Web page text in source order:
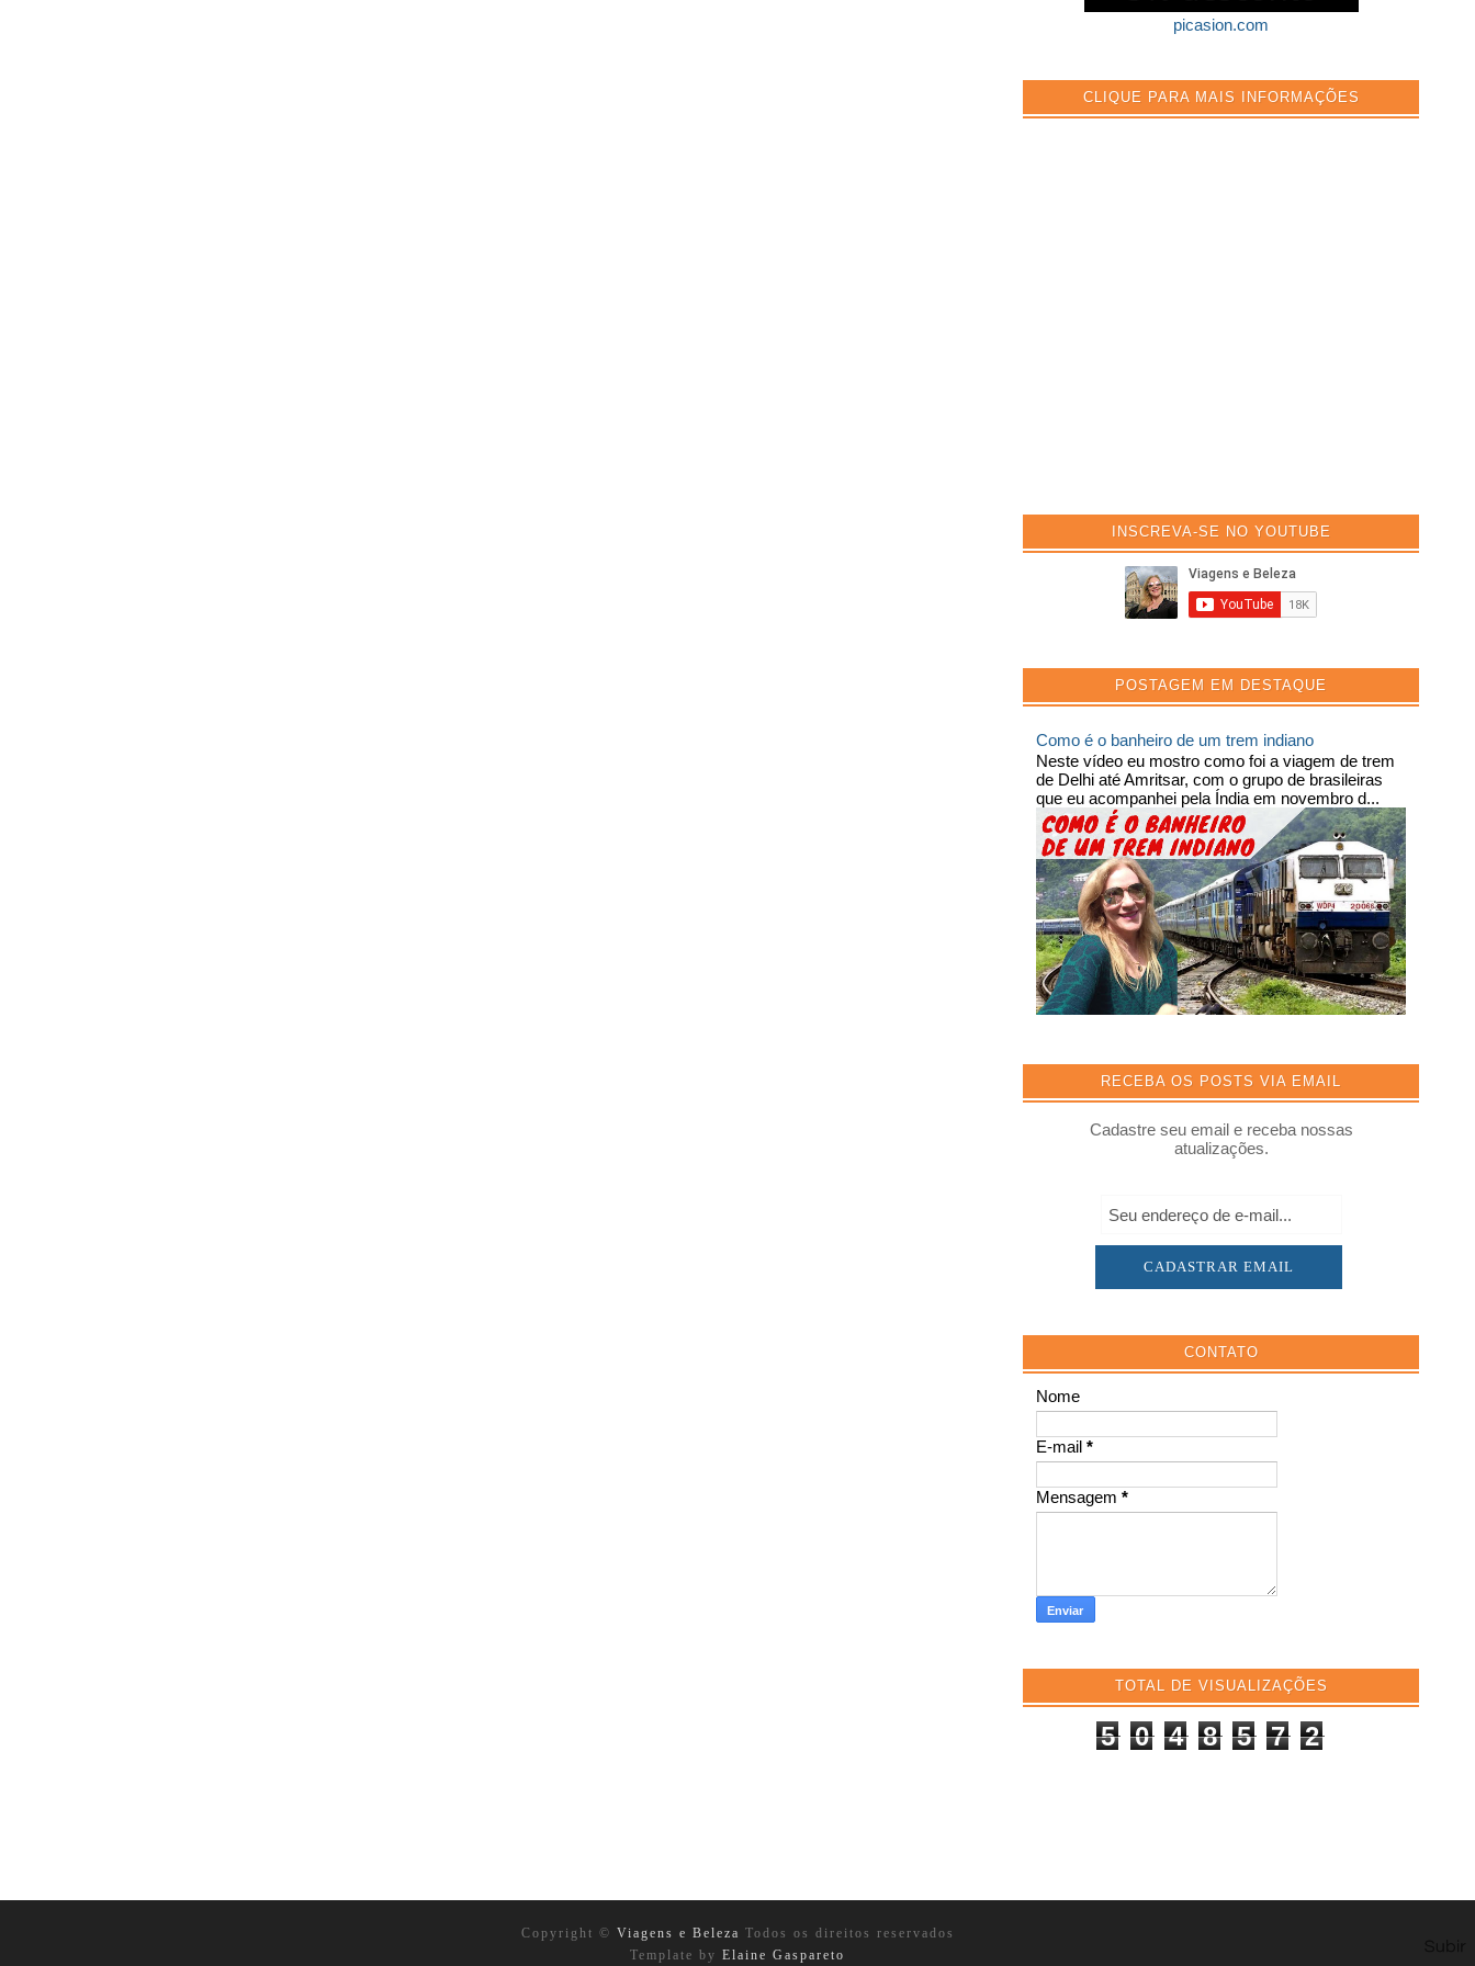
picasion.com
CLIQUE PARA MAIS INFORMAÇÕES
INSCREVA-SE NO YOUTUBE
POSTAGEM EM DESTAQUE
Como é o banheiro de um trem indiano
Neste vídeo eu mostro como foi a viagem de trem
de Delhi até Amritsar, com o grupo de brasileiras
que eu acompanhei pela Índia em novembro d...
RECEBA OS POSTS VIA EMAIL
Cadastre seu email e receba nossas
atualizações.
CONTATO
Nome
E-mail *
Mensagem *
TOTAL DE VISUALIZAÇÕES
5 0 4 8 5 7 2
Copyright © Viagens e Beleza Todos os direitos reservados
Template by Elaine Gaspareto